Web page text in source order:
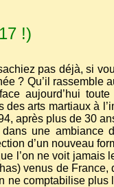
!)
pas déjà, si
? Qu’il rassemble
aujourd’hui
arts martiaux à
après plus de 30
une ambiance
d’un nouveau
l’on ne voit jamais
venus de France,
ne comptabilise plus